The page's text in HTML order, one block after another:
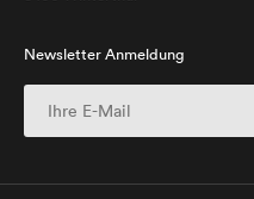
Newsletter Anmeldung